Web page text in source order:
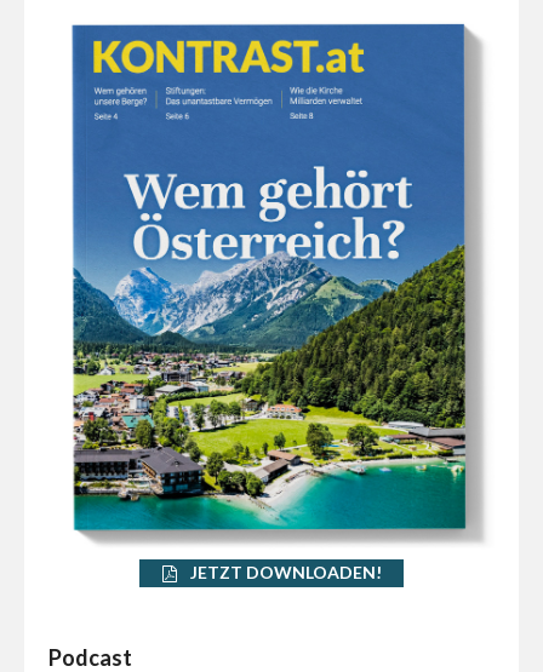
JETZT DOWNLOADEN!
Podcast